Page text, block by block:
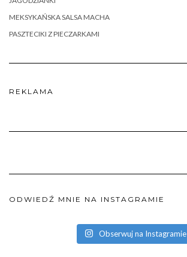
MEKSYKAŃSKA SALSA MACHA
PASZTECIKI Z PIECZARKAMI
REKLAMA
ODWIEDŹ MNIE NA INSTAGRAMIE
Obserwuj na Instagramie